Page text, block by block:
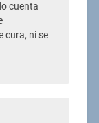
cuenta
cura, ni se